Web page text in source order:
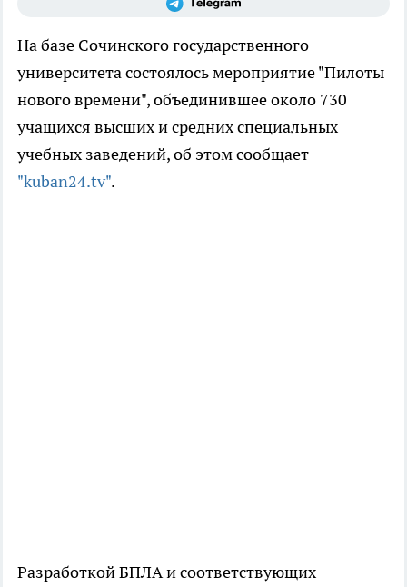
На базе Сочинского государственного
университета состоялось мероприятие "Пилоты
нового времени", объединившее около 730
учащихся высших и средних специальных
учебных заведений, об этом сообщает
"kuban24.tv".
Разработкой БПЛА и соответствующих